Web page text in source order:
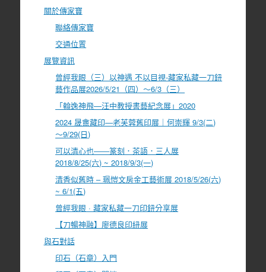
關於傳家寶
聯絡傳家寶
交通位置
展覽資訊
曾經我眼（三）以神遇 不以目視-藏家私藏一刀鈕
藝作品展2026/5/21（四）～6/3（三）
「翰逸神飛—汪中教授書藝紀念展」2020
2024 晟盦藏印—老芙蓉舊印展｜何崇輝 9/3(二)
～9/29(日)
可以清心也――篆刻．茶語．三人展
2018/8/25(六) ~ 2018/9/3(一)
清香似舊時 – 珮愷文房金工藝術展 2018/5/26(六)
~ 6/1(五)
曾經我眼 · 藏家私藏一刀印鈕分享展
【刀暢神融】廖德良印紐展
與石對話
印石（石章）入門